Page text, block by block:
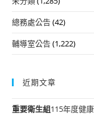
總務處公告(42)
輔導室公告(1,222)
近期文章
重要衛生組115年度健